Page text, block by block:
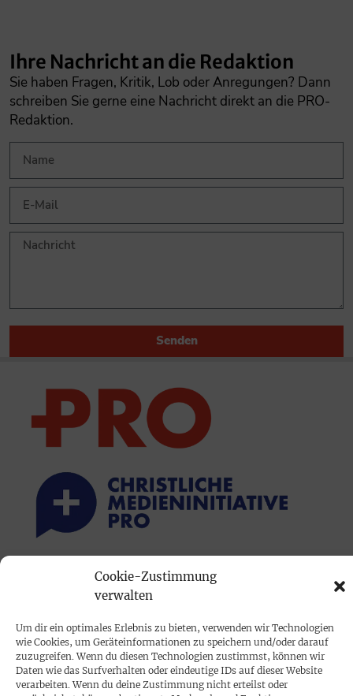
Cookie-Zustimmung
verwalten
Um dir ein optimales Erlebnis zu bieten, verwenden wir Technologien
wie Cookies, um Geräteinformationen zu speichern und/oder darauf
zuzugreifen. Wenn du diesen Technologien zustimmst, können wir
Daten wie das Surfverhalten oder eindeutige IDs auf dieser Website
verarbeiten. Wenn du deine Zustimmung nicht erteilst oder
Ihre Nachricht an die Redaktion
Sie haben Fragen, Kritik, Lob oder Anregungen? Dann
schreiben Sie gerne eine Nachricht direkt an die PRO-
Redaktion.
Senden
PRINTAUSGABE
Mediadaten
PROKOMPAKT
Impressum